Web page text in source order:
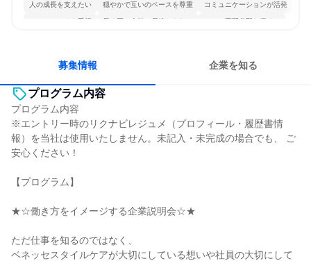
人の成長を支えたい 穏やかで互いのペースを尊重 コミュニケーションが活発
チームワークを重視 長く同じ会社に居続けられる 一つの専門分野を極める
募集情報 企業を知る
プログラム内容
プログラム内容
※エントリー時のリクナビレジュメ（プロフィール・履歴書情
報）を当社は使用いたしません。未記入・未完成の場合でも、 ご
安心ください！
【プログラム】
★☆働き方をイメージする企業説明会☆★
ただ仕事を知るのではなく、
ベネッセスタイルケアが大切にしている想いや社員の大切にして